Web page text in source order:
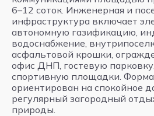
6–12 соток. Инженерная и
инфраструктура включает
автономную газификацию,
водоснабжение,
асфальтовой крошки,
офис ДНП, гостевую
спортивную площадки.
ориентирован на спокойное
регулярный загородный
природы.